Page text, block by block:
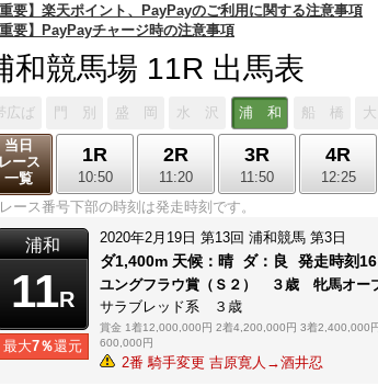
重要】楽天ポイント、PayPayのご利用に関する注意事項
重要】PayPayチャージ時の注意事項
和競馬場 11R 出馬表
広ば 門 別 盛 岡 水 沢 浦 和 船 橋
当日
レース
一覧
1R
10:50
2R
11:20
3R
11:50
4R
12:25
ース番号下部の時刻は発走時刻です。
浦和
11R
最大7％還元
2020年2月19日 第13回 浦和競馬 第3日
ダ1,400m 天候： 晴 ダ： 良 発走時刻
ユングフラウ賞（Ｓ２） ３歳 牝馬オー
サラブレッド系 ３歳
賞金 1着12,000,000円 2着4,200,000円 3着2,400,000
600,000円
2番 騎手変更 吉原寛人→酒井忍